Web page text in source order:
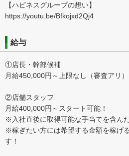
【ハピネスグループの想い】
https://youtu.be/Bfkojxd2Qj4
給与
①店長・幹部候補
月給450,000円～上限なし（審査アリ）
②店舗スタッフ
月給400,000円～スタート可能！
※入社直後に取得可能な手当てを含んだ
※稼ぎたい方には希望する金額を稼げ
す！